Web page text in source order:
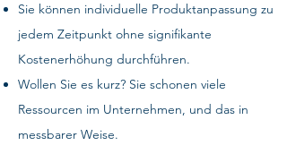
Sie können individuelle Produktanpassung zu
jedem Zeitpunkt ohne signifikante
Kostenerhöhung durchführen.
Wollen Sie es kurz? Sie schonen viele
Ressourcen im Unternehmen, und das in
messbarer Weise.